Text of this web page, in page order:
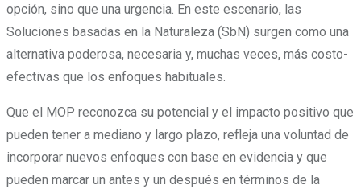
opción, sino que una urgencia. En este escenario, las
Soluciones basadas en la Naturaleza (SbN) surgen como una
alternativa poderosa, necesaria y, muchas veces, más costo-
efectivas que los enfoques habituales.
Que el MOP reconozca su potencial y el impacto positivo que
pueden tener a mediano y largo plazo, refleja una voluntad de
incorporar nuevos enfoques con base en evidencia y que
pueden marcar un antes y un después en términos de la